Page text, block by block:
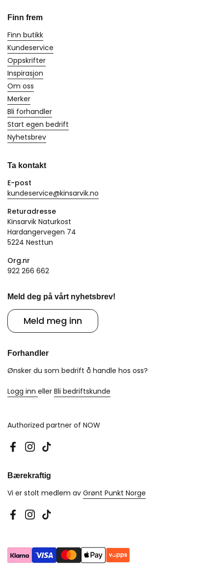
Finn frem
Finn butikk
Kundeservice
Oppskrifter
Inspirasjon
Om oss
Merker
Bli forhandler
Start egen bedrift
Nyhetsbrev
Ta kontakt
E-post
kundeservice@kinsarvik.no
Returadresse
Kinsarvik Naturkost
Hardangervegen 74
5224 Nesttun
Org.nr
922 266 662
Meld deg på vårt nyhetsbrev!
Meld meg inn
Forhandler
Ønsker du som bedrift å handle hos oss?
Logg inn eller Bli bedriftskunde
Authorized partner of NOW
Facebook
Instagram
TikTok
Bærekraftig
Vi er stolt medlem av Grønt Punkt Norge
Facebook
Instagram
TikTok